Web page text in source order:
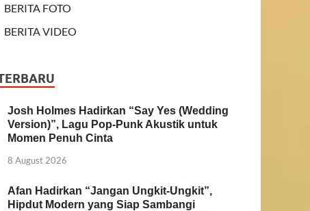
BERITA FOTO
BERITA VIDEO
Josh Holmes Hadirkan “Say Yes (Wedding
Version)”, Lagu Pop-Punk Akustik untuk
Momen Penuh Cinta
8 August 2026
Afan Hadirkan “Jangan Ungkit-Ungkit”,
Hipdut Modern yang Siap Sambangi